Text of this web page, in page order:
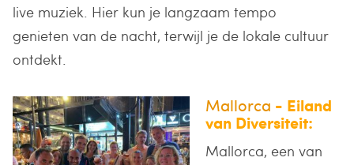
live muziek. Hier kun je langzaam tempo
genieten van de nacht, terwijl je de lokale cultuur
ontdekt.
Mallorca - Eiland
van Diversiteit:
Mallorca, een van